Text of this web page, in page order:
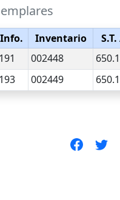
Inventario S.T.
191
002448
193
002449